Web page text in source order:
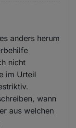
anders herum
nicht
im Urteil
wann
aus welchen